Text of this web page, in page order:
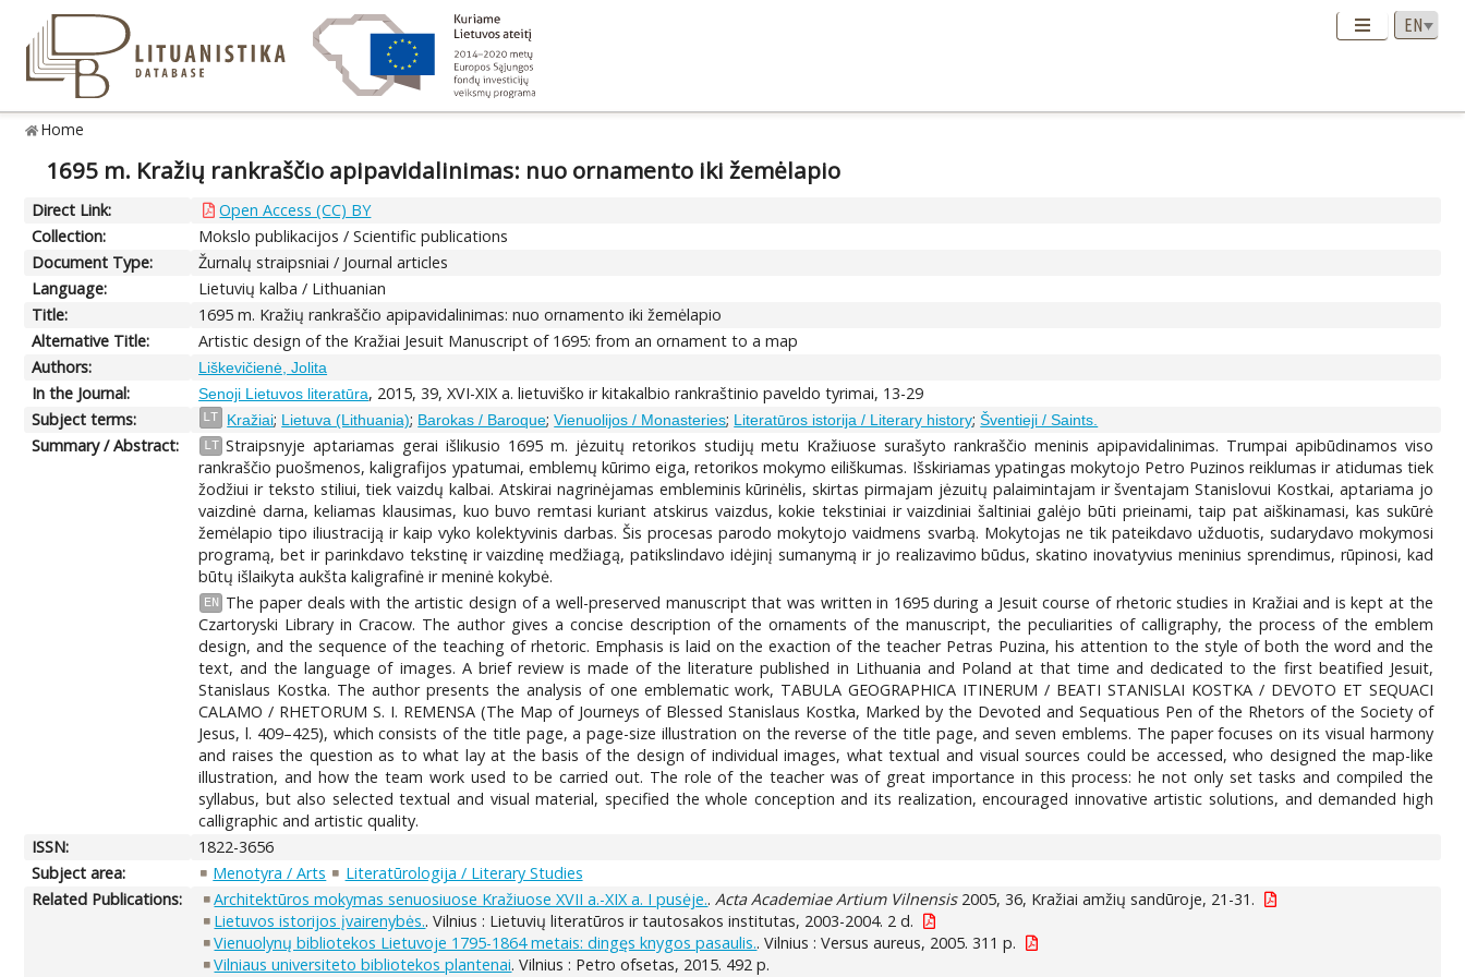
Home
1695 m. Kražių rankraščio apipavidalinimas: nuo ornamento iki žemėlapio
Direct Link:
Open Access (CC) BY
Collection:
Mokslo publikacijos / Scientific publications
Document Type:
Žurnalų straipsniai / Journal articles
Language:
Lietuvių kalba / Lithuanian
Title:
1695 m. Kražių rankraščio apipavidalinimas: nuo ornamento iki žemėlapio
Alternative Title:
Artistic design of the Kražiai Jesuit Manuscript of 1695: from an ornament to a map
Authors:
Liškevičienė, Jolita
In the Journal: Senoji Lietuvos literatūra, 2015, 39, XVI-XIX a. lietuviško ir kitakalbio rankraštinio paveldo tyrimai, 13-29
Subject terms:
LT Kražiai; Lietuva (Lithuania); Barokas / Baroque;Vienuolijos / Monasteries; Literatūros istorija / Literary history;Šventieji / Saints.
Summary / Abstract: LT Straipsnyje aptariamas gerai išlikusio 1695 m. jėzuitų retorikos studijų metu Kražiuose surašyto rankraščio meninis apipavidalinimas. Trumpai apibūdinamos viso
rankraščio puošmenos, kaligrafijos ypatumai, emblemų kūrimo eiga, retorikos mokymo eiliškumas. Išskiriamas ypatingas mokytojo Petro Puzinos reiklumas ir atidumas tiek
žodžiui ir teksto stiliui, tiek vaizdų kalbai. Atskirai nagrinėjamas embleminis kūrinėlis, skirtas pirmajam jėzuitų palaimintajam ir šventajam Stanislovui Kostkai, aptariama jo
vaizdinė darna, keliamas klausimas, kuo buvo remtasi kuriant atskirus vaizdus, kokie tekstiniai ir vaizdiniai šaltiniai galėjo būti prieinami, taip pat aiškinamasi, kas sukūrė
žemėlapio tipo iliustraciją ir kaip vyko kolektyvinis darbas. Šis procesas parodo mokytojo vaidmens svarbą. Mokytojas ne tik pateikdavo užduotis, sudarydavo mokymosi
programą, bet ir parinkdavo tekstinę ir vaizdinę medžiagą, patikslindavo idėjinį sumanymą ir jo realizavimo būdus, skatino inovatyvius meninius sprendimus, rūpinosi, kad
būtų išlaikyta aukšta kaligrafinė ir meninė kokybė.
EN
The paper deals with the artistic design of a well-preserved manuscript that was written in 1695 during a Jesuit course of rhetoric studies in Kražiai and is kept at the
Czartoryski Library in Cracow. The author gives a concise description of the ornaments of the manuscript, the peculiarities of calligraphy, the process of the emblem
design, and the sequence of the teaching of rhetoric. Emphasis is laid on the exaction of the teacher Petras Puzina, his attention to the style of both the word and the
text, and the language of images. A brief review is made of the literature published in Lithuania and Poland at that time and dedicated to the first beatified Jesuit,
Stanislaus Kostka. The author presents the analysis of one emblematic work, TABULA GEOGRAPHICA ITINERUM / BEATI STANISLAI KOSTKA / DEVOTO ET SEQUACI
CALAMO / RHETORUM S. I. REMENSA (The Map of Journeys of Blessed Stanislaus Kostka, Marked by the Devoted and Sequatious Pen of the Rhetors of the Society of
Jesus, l. 409–425), which consists of the title page, a page-size illustration on the reverse of the title page, and seven emblems. The paper focuses on its visual harmony
and raises the question as to what lay at the basis of the design of individual images, what textual and visual sources could be accessed, who designed the map-like
illustration, and how the team work used to be carried out. The role of the teacher was of great importance in this process: he not only set tasks and compiled the
syllabus, but also selected textual and visual material, specified the whole conception and its realization, encouraged innovative artistic solutions, and demanded high
calligraphic and artistic quality.
ISSN:
1822-3656
Subject area:
Menotyra / Arts
Literatūrologija / Literary Studies
Related Publications:
Architektūros mokymas senuosiuose Kražiuose XVII a.-XIX a. I pusėje.. Acta Academiae Artium Vilnensis2005, 36, Kražiai amžių sandūroje, 21-31.
Lietuvos istorijos įvairenybės.. Vilnius : Lietuvių literatūros ir tautosakos institutas, 2003-2004. 2 d.
Vienuolynų bibliotekos Lietuvoje 1795-1864 metais: dingęs knygos pasaulis.. Vilnius : Versus aureus, 2005. 311 p.
Vilniaus universiteto bibliotekos plantenai. Vilnius : Petro ofsetas, 2015. 492 p.